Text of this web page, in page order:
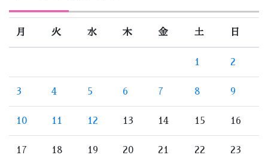
月 火 水 木 金 土 日
1 2
3 4 5 6 7 8 9
10 11 12 13 14 15 16
17 18 19 20 21 22 23